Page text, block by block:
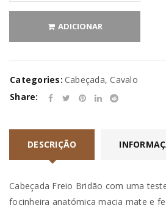
ADICIONAR
Categories: Cabeçada,Cavalo
Share:
DESCRIÇÃO
Cabeçada Freio Bridão com uma
focinheira anatómica macia mate e